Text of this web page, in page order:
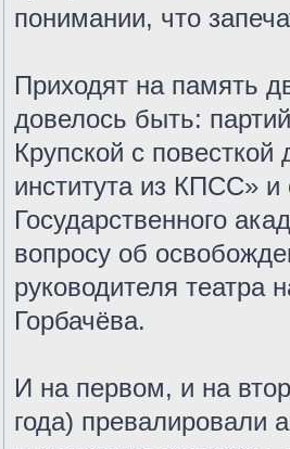
понимании, что
Приходят на память
довелось быть:
Крупской с
института из КПСС» и
Государственного
вопросу об
руководителя театра
Горбачёва.
И на первом, и на
года) превалировали